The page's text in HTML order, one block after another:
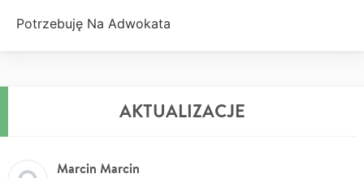
Potrzebuję Na Adwokata
AKTUALIZACJE
Marcin Marcin